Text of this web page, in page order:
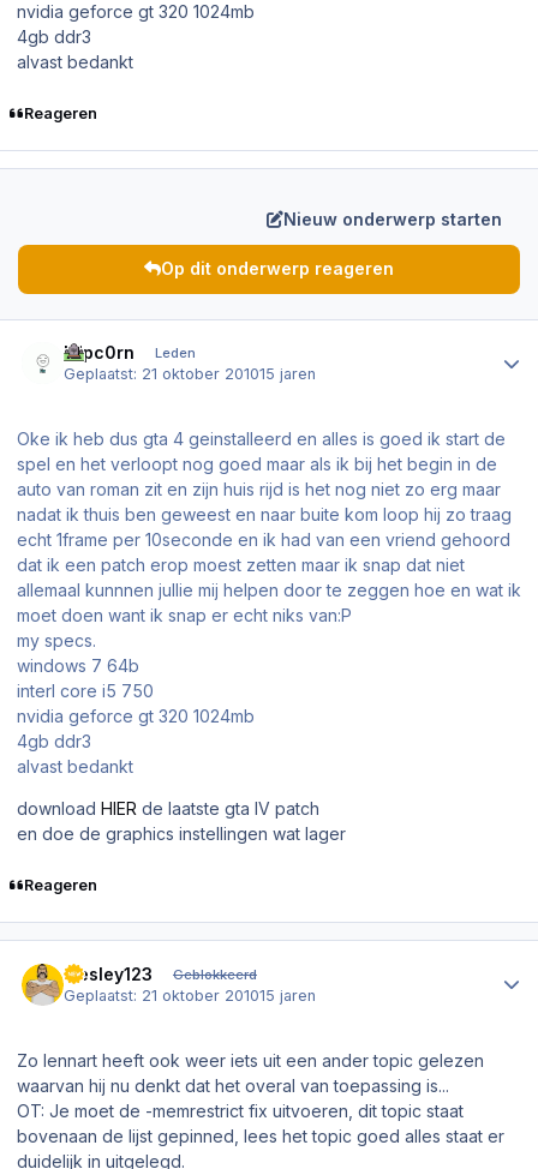
nvidia geforce gt 320 1024mb
4gb ddr3
alvast bedankt
Reageren
Nieuw onderwerp starten
Op dit onderwerp reageren
K1pc0rn Leden
Geplaatst: 21 oktober 201015 jaren
Oke ik heb dus gta 4 geinstalleerd en alles is goed ik start de
spel en het verloopt nog goed maar als ik bij het begin in de
auto van roman zit en zijn huis rijd is het nog niet zo erg maar
nadat ik thuis ben geweest en naar buite kom loop hij zo traag
echt 1frame per 10seconde en ik had van een vriend gehoord
dat ik een patch erop moest zetten maar ik snap dat niet
allemaal kunnnen jullie mij helpen door te zeggen hoe en wat ik
moet doen want ik snap er echt niks van:P
my specs.
windows 7 64b
interl core i5 750
nvidia geforce gt 320 1024mb
4gb ddr3
alvast bedankt
download HIER de laatste gta IV patch
en doe de graphics instellingen wat lager
Reageren
wesley123 Geblokkeerd
Geplaatst: 21 oktober 201015 jaren
Zo lennart heeft ook weer iets uit een ander topic gelezen
waarvan hij nu denkt dat het overal van toepassing is...
OT: Je moet de -memrestrict fix uitvoeren, dit topic staat
bovenaan de lijst gepinned, lees het topic goed alles staat er
duidelijk in uitgelegd.